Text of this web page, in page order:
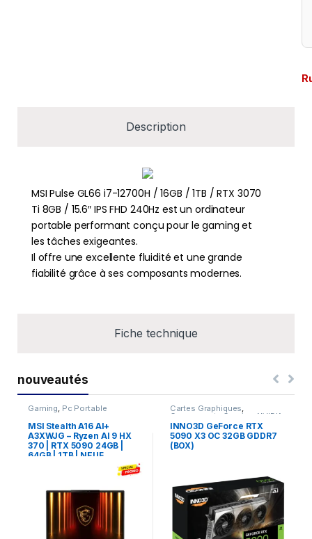
Description
Fiche technique
MSI Pulse GL66 i7-12700H / 16GB / 1TB / RTX 3070
Ti 8GB / 15.6″ IPS FHD 240Hz est un ordinateur
portable performant conçu pour le gaming et
les tâches exigeantes.
Il offre une excellente fluidité et une grande
fiabilité grâce à ses composants modernes.
nouveautés
Gaming, Pc Portable
MSI Stealth A16 AI+
A3XWJG – Ryzen AI 9 HX
370 | RTX 5090 24GB |
64GB | 1TB | NEUF
Cartes Graphiques,
Composants Gaming NVIDIA
INNO3D GeForce RTX
5090 X3 OC 32GB GDDR7
(BOX)